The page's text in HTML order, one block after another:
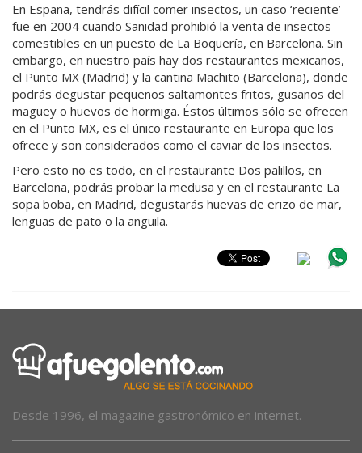
En España, tendrás difícil comer insectos, un caso ‘reciente’
fue en 2004 cuando Sanidad prohibió la venta de insectos
comestibles en un puesto de La Boquería, en Barcelona. Sin
embargo, en nuestro país hay dos restaurantes mexicanos,
el Punto MX (Madrid) y la cantina Machito (Barcelona), donde
podrás degustar pequeños saltamontes fritos, gusanos del
maguey o huevos de hormiga. Éstos últimos sólo se ofrecen
en el Punto MX, es el único restaurante en Europa que los
ofrece y son considerados como el caviar de los insectos.
Pero esto no es todo, en el restaurante Dos palillos, en
Barcelona, podrás probar la medusa y en el restaurante La
sopa boba, en Madrid, degustarás huevas de erizo de mar,
lenguas de pato o la anguila.
Desde 1996, el magazine gastronómico en internet.